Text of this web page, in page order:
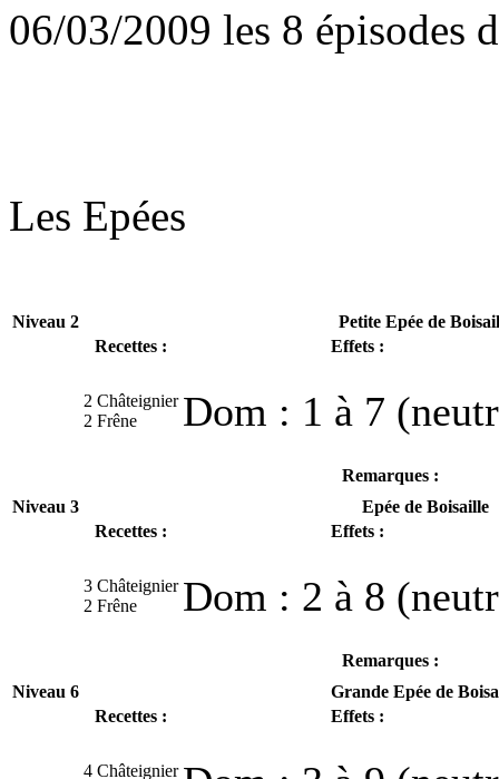
06/03/2009 les 8 épisodes
Les Epées
Niveau 2
Petite Epée de
Recettes :
Effets :
2 Châteignier
2 Frêne
Dom : 1 à 7
Remarques :
Niveau 3
Epée de Boisaille
Recettes :
Effets :
3 Châteignier
2 Frêne
Dom : 2 à 8
Remarques :
Niveau 6
Grande Epée de
Recettes :
Effets :
4 Châteignier